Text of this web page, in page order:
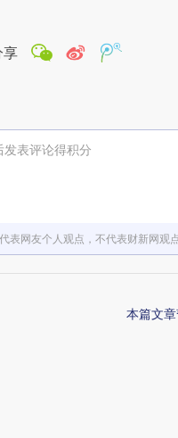
享
发表评论得积分
表网友个人观点，不代表财新网观
本篇文